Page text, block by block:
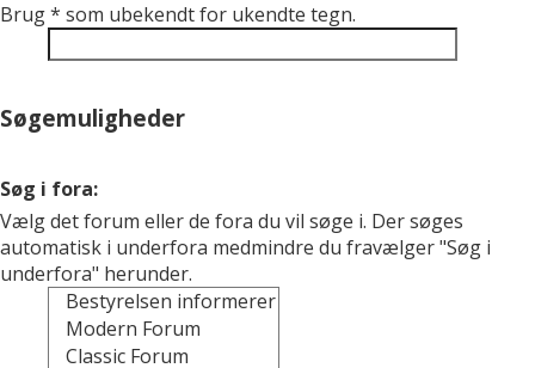
Brug * som ubekendt for ukendte tegn.
Søgemuligheder
Søg i fora:
Vælg det forum eller de fora du vil søge i. Der søges
automatisk i underfora medmindre du fravælger "Søg i
underfora" herunder.